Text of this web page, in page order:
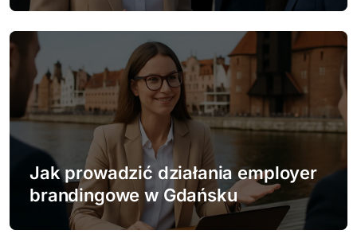
Jak prowadzić działania employer
brandingowe w Gdańsku